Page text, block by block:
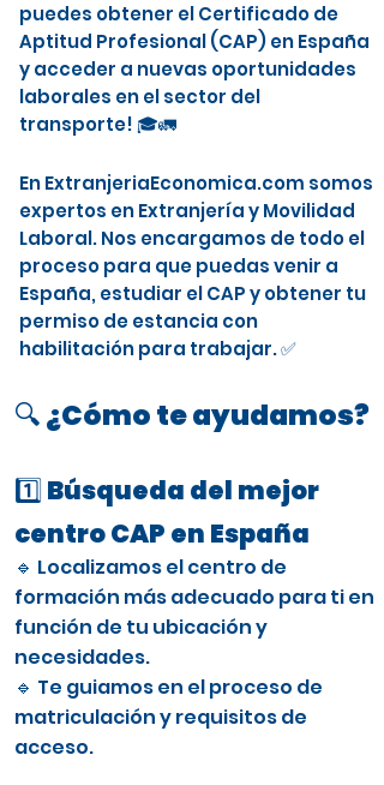
puedes obtener el Certificado de
Aptitud Profesional (CAP) en España
y acceder a nuevas oportunidades
laborales en el sector del
transporte! 🎓🚛
En ExtranjeriaEconomica.com somos
expertos en Extranjería y Movilidad
Laboral. Nos encargamos de todo el
proceso para que puedas venir a
España, estudiar el CAP y obtener tu
permiso de estancia con
habilitación para trabajar. ✅
🔍 ¿Cómo te ayudamos?
1️⃣ Búsqueda del mejor
centro CAP en España
🔹 Localizamos el centro de
formación más adecuado para ti en
función de tu ubicación y
necesidades.
🔹 Te guiamos en el proceso de
matriculación y requisitos de
acceso.